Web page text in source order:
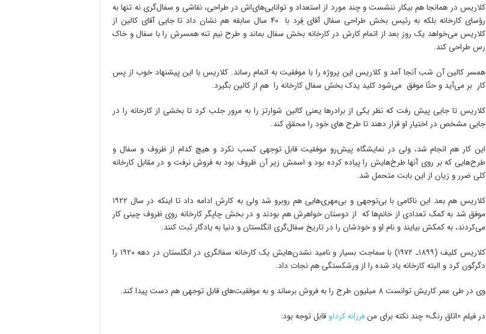
کلاریس در همانجا هم بیکار ننشست و چند مورد از استعداد و توانایی‌های‌اش در طراحی، نقاشی و سفال‌گری نه تنها به
رؤسای کارخانه بلکه به رئیس بخش طراحی سفال آقای ِفِرد با ۴۰ سال سابقه هم نشان داد تا جایی آقای کالین از
کلاریس می‌خواهد یک روز بعد از اتمام کارش در کارخانه بخش سفال بماند و طرح نیم تنه همسرش را با سفال و خاک
رس طراحی کند.
همسر کالین آن شب آنجا آمد و کلاریس این پروژه را با موفقیت به اتمام رساند. کلاریس با این پیشنهاد خوب از پس
کار بر می‌آید و حتّا موفق می‌شود کلید یدک بخش سفال کارخانه را هم از کالین بگیرد.
کلاریس تا جایی پیش رفت که نظر یکی از برادرها یعنی کالین شوارتز را به مرور جلب کرد تا بخشی از کارخانه را در
جایی مشخص در اختیار او قرار دهند تا طرح های خود را محقق کند.
این کار هم انجام شد، ولی در نمایشگاه پیش‌رو موفقیت قابل توجهی کسب نکرد و هیچ کدام از ظروف و سفال و
طرح‌هایی که بر روی آنها طرخ‌هایش را پیاده کرده بود و اسمش زیر آن ظروف بود به فروش نرفت و در مقابل کارخانه
کلی ضرر و زیان از این بابت متحمل شد.
کلاریس هم بعد این ناکامی با بی‌توجهی و بی‌مهری‌هایی هم روبرو شد ولی به کارش ادامه داد تا اینکه در سال ۱۹۲۲
موفق شد به کمک تعدادی از خانم‌ها که از دوستان خواهرش هم بودند و در بخش چاپگر کارخانه روی ظروف چینی کار
می‌کردند، به کمکش بیایند و نام او و خودشان را در تاریخ سفال‌گری انگلستان و دنیا به یادگار ثبت کنند.
کلاریس کلیف (۱۸۹۹ـ ۱۹۷۲) با سماجت بسیار و نامید نشدن‌هایش یک کارخانه سفالگری در انگلستان در دهه ۱۹۲۰ را
دگرگون کرد و البته کارخانه یاد شده را از ورشکستگی هم نجات داد.
وی در طی عمر کاریش توانست ۸ میلیون طرح را به فروش برساند و به موفقیت‌های قابل توجهی هم دست پیدا کند.
در فیلم «اتاق رنگ» چند نکته برای منفرزانه کردلوقابل توجه بود: